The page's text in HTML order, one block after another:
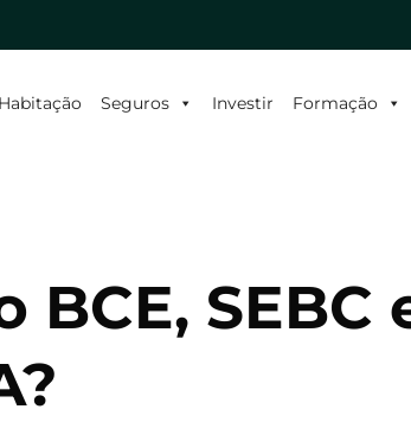
Seguros Investir Formação
BCE, SEBC